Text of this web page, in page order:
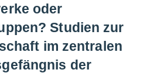
oder
Studien zur
im zentralen
der